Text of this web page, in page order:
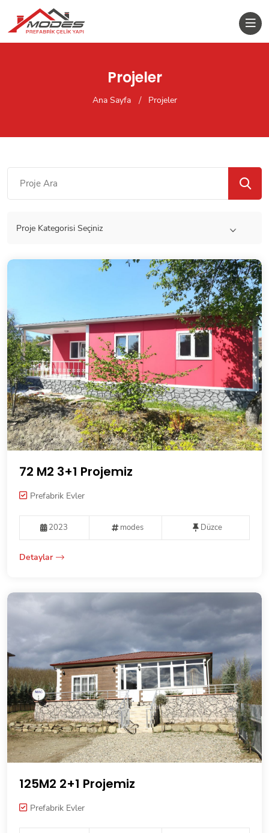
Projeler
Ana Sayfa Projeler
72 M2 3+1 Projemiz
Prefabrik Evler
2023 modes Düzce
Detaylar
125M2 2+1 Projemiz
Prefabrik Evler